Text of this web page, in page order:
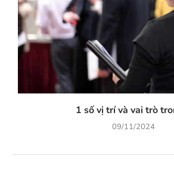
1 số vị trí và vai trò
09/11/2024